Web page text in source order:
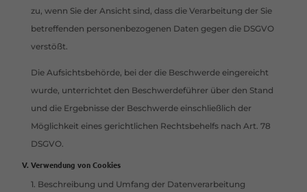
zu, wenn Sie der Ansicht sind, dass die Verarbeitung der Sie
betreffenden personenbezogenen Daten gegen die DSGVO
verstößt.
Die Aufsichtsbehörde, bei der die Beschwerde eingereicht
wurde, unterrichtet den Beschwerdeführer über den Stand
und die Ergebnisse der Beschwerde einschließlich der
Möglichkeit eines gerichtlichen Rechtsbehelfs nach Art. 78
DSGVO.
Verwendung von Cookies
1. Beschreibung und Umfang der Datenverarbeitung